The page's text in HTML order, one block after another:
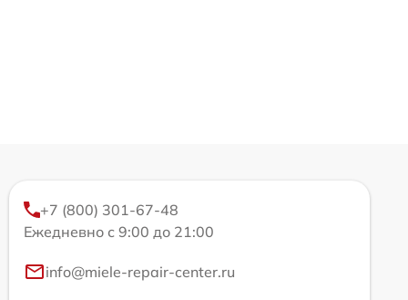
+7 (800) 301-67-48
Ежедневно с 9:00 до 21:00
info@miele-repair-center.ru